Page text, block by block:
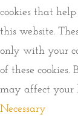
cookies that
this website.
only with your
of these cookies.
may affect your
Necessary